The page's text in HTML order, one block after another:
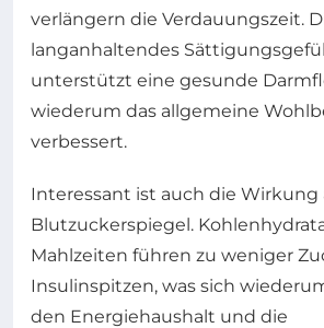
verlängern die Verdauungszeit.
langanhaltendes
unterstützt eine gesunde
wiederum das allgemeine
verbessert.
Interessant ist auch die Wirkung
Blutzuckerspiegel.
Mahlzeiten führen zu weniger
Insulinspitzen, was sich
den Energiehaushalt und die